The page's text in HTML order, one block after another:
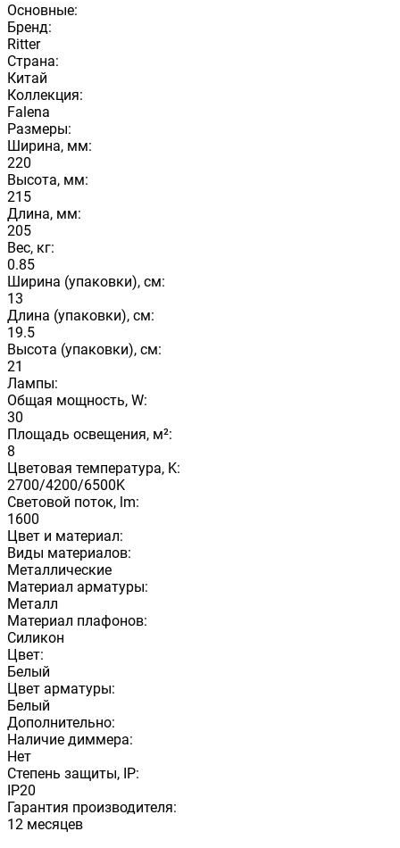
Основные:
Бренд:
Ritter
Страна:
Китай
Коллекция:
Falena
Размеры:
Ширина, мм:
220
Высота, мм:
215
Длина, мм:
205
Вес, кг:
0.85
Ширина (упаковки), см:
13
Длина (упаковки), см:
19.5
Высота (упаковки), см:
21
Лампы:
Общая мощность, W:
30
Площадь освещения, м²:
8
Цветовая температура, K:
2700/4200/6500K
Световой поток, lm:
1600
Цвет и материал:
Виды материалов:
Металлические
Материал арматуры:
Металл
Материал плафонов:
Силикон
Цвет:
Белый
Цвет арматуры:
Белый
Дополнительно:
Наличие диммера:
Нет
Степень защиты, IP:
IP20
Гарантия производителя:
12 месяцев